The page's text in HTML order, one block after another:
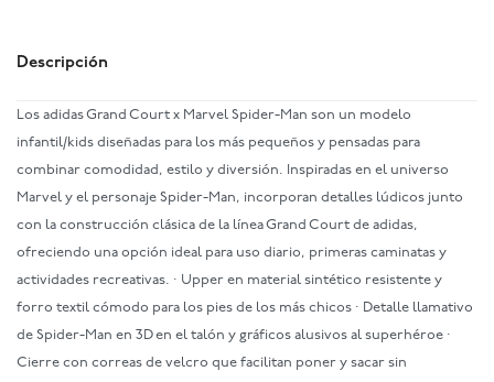
Descripción
Los adidas Grand Court x Marvel Spider-Man son un modelo
infantil/kids diseñadas para los más pequeños y pensadas para
combinar comodidad, estilo y diversión. Inspiradas en el universo
Marvel y el personaje Spider-Man, incorporan detalles lúdicos junto
con la construcción clásica de la línea Grand Court de adidas,
ofreciendo una opción ideal para uso diario, primeras caminatas y
actividades recreativas. · Upper en material sintético resistente y
forro textil cómodo para los pies de los más chicos · Detalle llamativo
de Spider-Man en 3D en el talón y gráficos alusivos al superhéroe ·
Cierre con correas de velcro que facilitan poner y sacar sin